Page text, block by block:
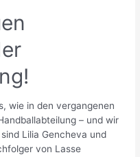
wie in den vergangenen
– und wir
Lilia Gencheva und
von Lasse